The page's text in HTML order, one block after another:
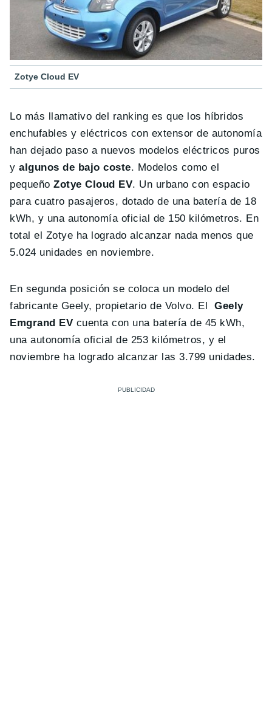
Zotye Cloud EV
Lo más llamativo del ranking es que los híbridos
enchufables y eléctricos con extensor de autonomía
han dejado paso a nuevos modelos eléctricos puros
yalgunos de bajo coste. Modelos como el
pequeño Zotye Cloud EV. Un urbano con espacio
para cuatro pasajeros, dotado de una batería de 18
kWh, y una autonomía oficial de 150 kilómetros. En
total el Zotye ha logrado alcanzar nada menos que
5.024 unidades en noviembre.
En segunda posición se coloca un modelo del
fabricante Geely, propietario de Volvo. ElGeely
Emgrand EV cuenta con una batería de 45 kWh,
una autonomía oficial de 253 kilómetros, y el
noviembre ha logrado alcanzar las 3.799 unidades.